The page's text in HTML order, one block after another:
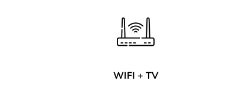
WIFI + TV